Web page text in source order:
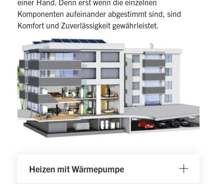
einer Hand. Denn erst wenn die einzelnen
Komponenten aufeinander abgestimmt sind, sind
Komfort und Zuverlässigkeit gewährleistet.
Heizen mit Wärmepumpe